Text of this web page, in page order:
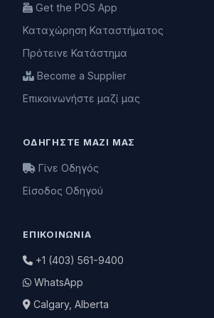
Get the POS App
Καταχώρηση Καταστήματος
Πρότεινε Κατάστημα
Become a Supplier
Επικοινωνήστε μαζί μας
ΟΔΗΓΉΣΤΕ ΜΑΖΊ ΜΑΣ
Γίνε Οδηγός
Είσοδος Οδηγού
ΕΠΙΚΟΙΝΩΝΊΑ
+1 (403) 561-9400
WhatsApp
Calgary, Alberta